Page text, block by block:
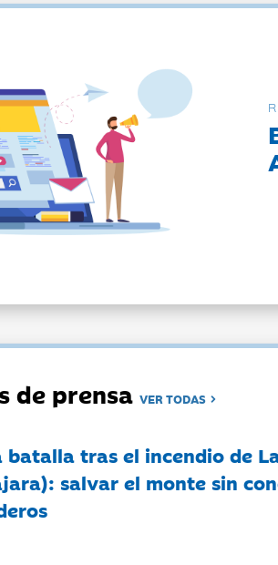
de prensaVER TODAS
batalla tras el incendio de
salvar el monte sin